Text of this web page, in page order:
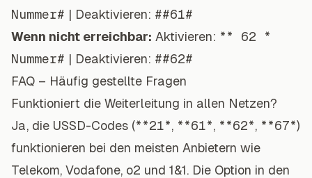
Nummer# | Deaktivieren: ##61#
Wenn nicht erreichbar: Aktivieren: ** 62 *
Nummer# | Deaktivieren: ##62#
FAQ – Häufig gestellte Fragen
Funktioniert die Weiterleitung in allen Netzen?
Ja, die USSD-Codes (**21*, **61*, **62*, **67*)
funktionieren bei den meisten Anbietern wie
Telekom, Vodafone, o2 und 1&1. Die Option in den